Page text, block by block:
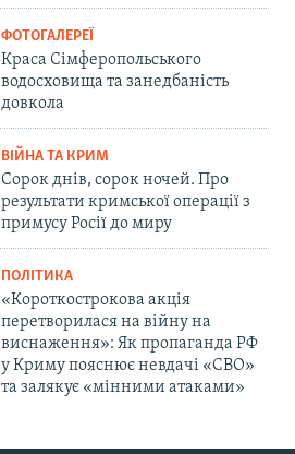
ФОТОГАЛЕРЕЇ
Краса Сімферопольського
водосховища та занедбаність
довкола
ВІЙНА ТА КРИМ
Сорок днів, сорок ночей. Про
результати кримської операції з
примусу Росії до миру
ПОЛІТИКА
«Короткострокова акція
перетворилася на війну на
виснаження»: Як пропаганда РФ
у Криму пояснює невдачі «СВО»
та залякує «мінними атаками»